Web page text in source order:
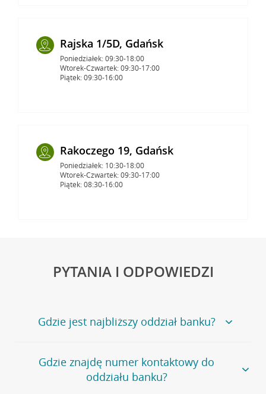
Rajska 1/5D, Gdańsk
Poniedziałek: 09:30-18:00
Wtorek-Czwartek: 09:30-17:00
Piątek: 09:30-16:00
Rakoczego 19, Gdańsk
Poniedziałek: 10:30-18:00
Wtorek-Czwartek: 09:30-17:00
Piątek: 08:30-16:00
PYTANIA I ODPOWIEDZI
Gdzie jest najbliższy oddział banku?
Jeśli szukasz oddziału naszego banku, zapraszamy na
stronęPlacówki i bankomaty, na której znajduje się
wygodna wyszukiwarka.
Gdzie znajdę numer kontaktowy do
oddziału banku?